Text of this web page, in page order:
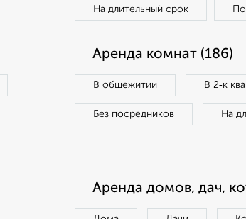
На длительный срок
Аренда комнат (186)
В общежитии В 2‑к
Без посредников На
Аренда домов, дач,